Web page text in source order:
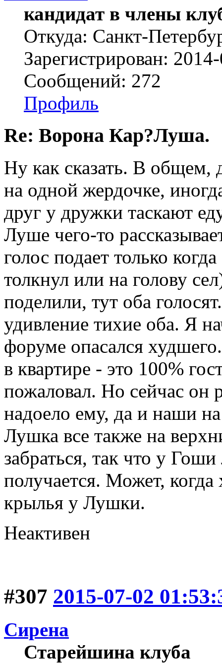
кандидат в члены
Откуда: Санкт-
Зарегистрирован:
Сообщений: 272
Профиль
Re: Ворона Кар?Луша.
Ну как сказать. В общем,
на одной жердочке,
друг у дружки таскают
Луше чего-то
голос подает только
толкнул или на голову
поделили, тут оба
удивление тихие оба. Я
форуме опасался
в квартире - это 100%
пожаловал. Но сейчас он
надоело ему, да и наши
Лушка все также на
забраться, так что у
получается. Может,
крылья у Лушки.
Неактивен
#307 2015-07-02
Сирена
Старейшина клуба